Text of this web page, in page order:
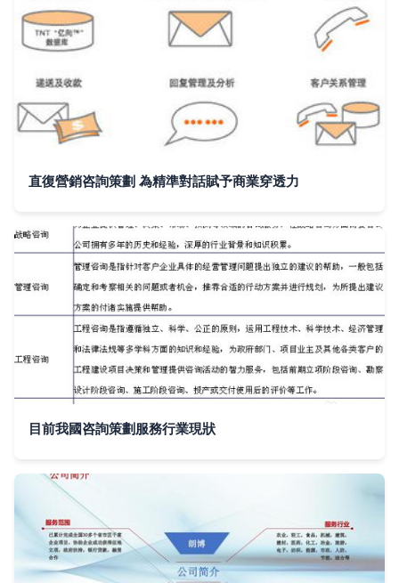
直復營銷咨詢策劃 為精準對話賦予商業穿透力
目前我國咨詢策劃服務行業現狀